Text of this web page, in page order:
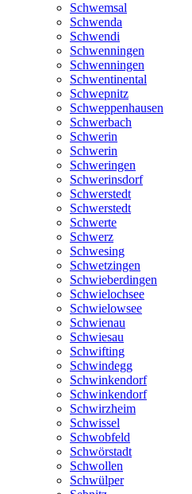
Schwemsal
Schwenda
Schwendi
Schwenningen
Schwenningen
Schwentinental
Schwepnitz
Schweppenhausen
Schwerbach
Schwerin
Schwerin
Schweringen
Schwerinsdorf
Schwerstedt
Schwerstedt
Schwerte
Schwerz
Schwesing
Schwetzingen
Schwieberdingen
Schwielochsee
Schwielowsee
Schwienau
Schwiesau
Schwifting
Schwindegg
Schwinkendorf
Schwinkendorf
Schwirzheim
Schwissel
Schwobfeld
Schwörstadt
Schwollen
Schwülper